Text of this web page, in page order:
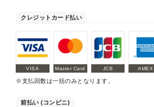
クレジットカード払い
VISA Master Card JCB AMEX
※支払回数は一括のみとなります。
前払い (コンビニ)